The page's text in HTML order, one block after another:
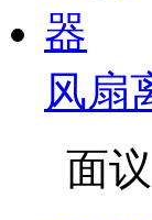
风扇
面议